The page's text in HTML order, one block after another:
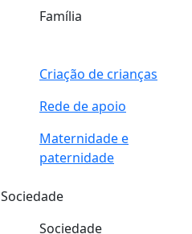
Família
Criação de crianças
Rede de apoio
Maternidade e
paternidade
Sociedade
Sociedade